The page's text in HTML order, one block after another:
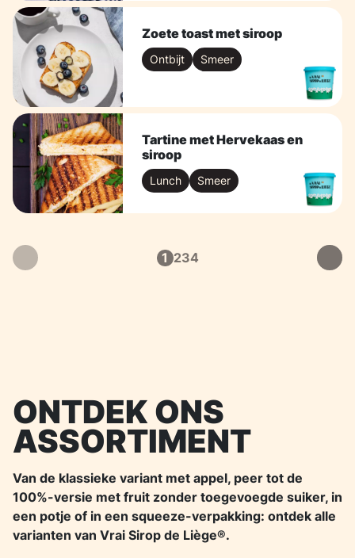
Zoete toast met siroop
Ontbijt Smeer
Tartine met Hervekaas en
siroop
Lunch Smeer
1 234
ONTDEK ONS
ASSORTIMENT
Van de klassieke variant met appel, peer tot de
100%-versie met fruit zonder toegevoegde suiker, in
een potje of in een squeeze-verpakking: ontdek alle
varianten van Vrai Sirop de Liège®.